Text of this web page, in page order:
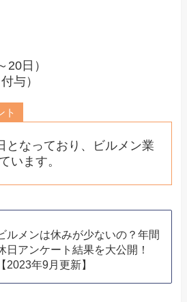
20日）
与）
ト
となっており、ビルメン業
います。
ルメンは休みが少ないの？年間
日アンケート結果を大公開！
【2023年9月更新】